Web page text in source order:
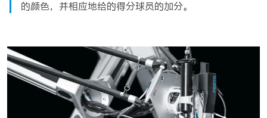
的颜色，并相应地给的得分球员的加分。